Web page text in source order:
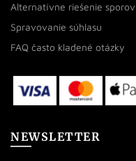
Alternatívne riešenie sporov
Spravovanie súhlasu
FAQ často kladené otázky
NEWSLETTER